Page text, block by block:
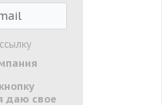
даю свое